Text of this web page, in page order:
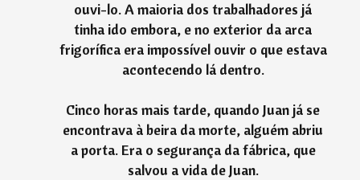
ouvi-lo. A maioria dos trabalhadores já
tinha ido embora, e no exterior da arca
frigorífica era impossível ouvir o que estava
acontecendo lá dentro.
Cinco horas mais tarde, quando Juan já se
encontrava à beira da morte, alguém abriu
a porta. Era o segurança da fábrica, que
salvou a vida de Juan.